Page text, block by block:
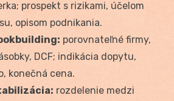
prospekt s rizikami, účelom
opisom podnikania.
porovnateľné firmy,
DCF; indikácia dopytu,
konečná cena.
rozdelenie medzi